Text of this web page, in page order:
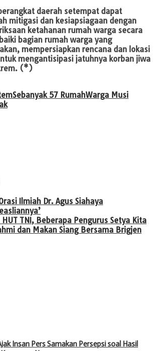
daerah setempat dapat
mitigasi dan kesiapsiagaan dengan
ketahanan rumah warga secara
bagian rumah warga yang
mempersiapkan rencana dan lokasi
mengantisipasi jatuhnya korban jiwa
(*)
Sebanyak 57 RumahWarga Musi
Ilmiah Dr. Agus Siahaya
HUT TNI, Beberapa Pengurus Setya Kita
dan Makan Siang Bersama Brigjen
Insan Pers Samakan Persepsi soal Hasil